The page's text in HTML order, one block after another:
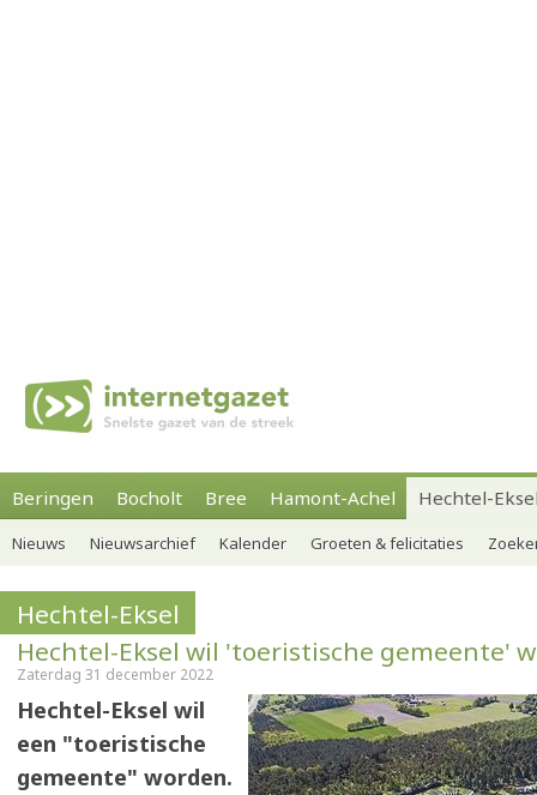
Beringen Bocholt Bree Hamont-Achel Hechtel-
Nieuws Nieuwsarchief Kalender Groeten & felicitaties
Hechtel-Eksel
Hechtel-Eksel wil 'toeristische gemeente'
Zaterdag 31 december 2022
Hechtel-Eksel wil
een "toeristische
gemeente" worden.